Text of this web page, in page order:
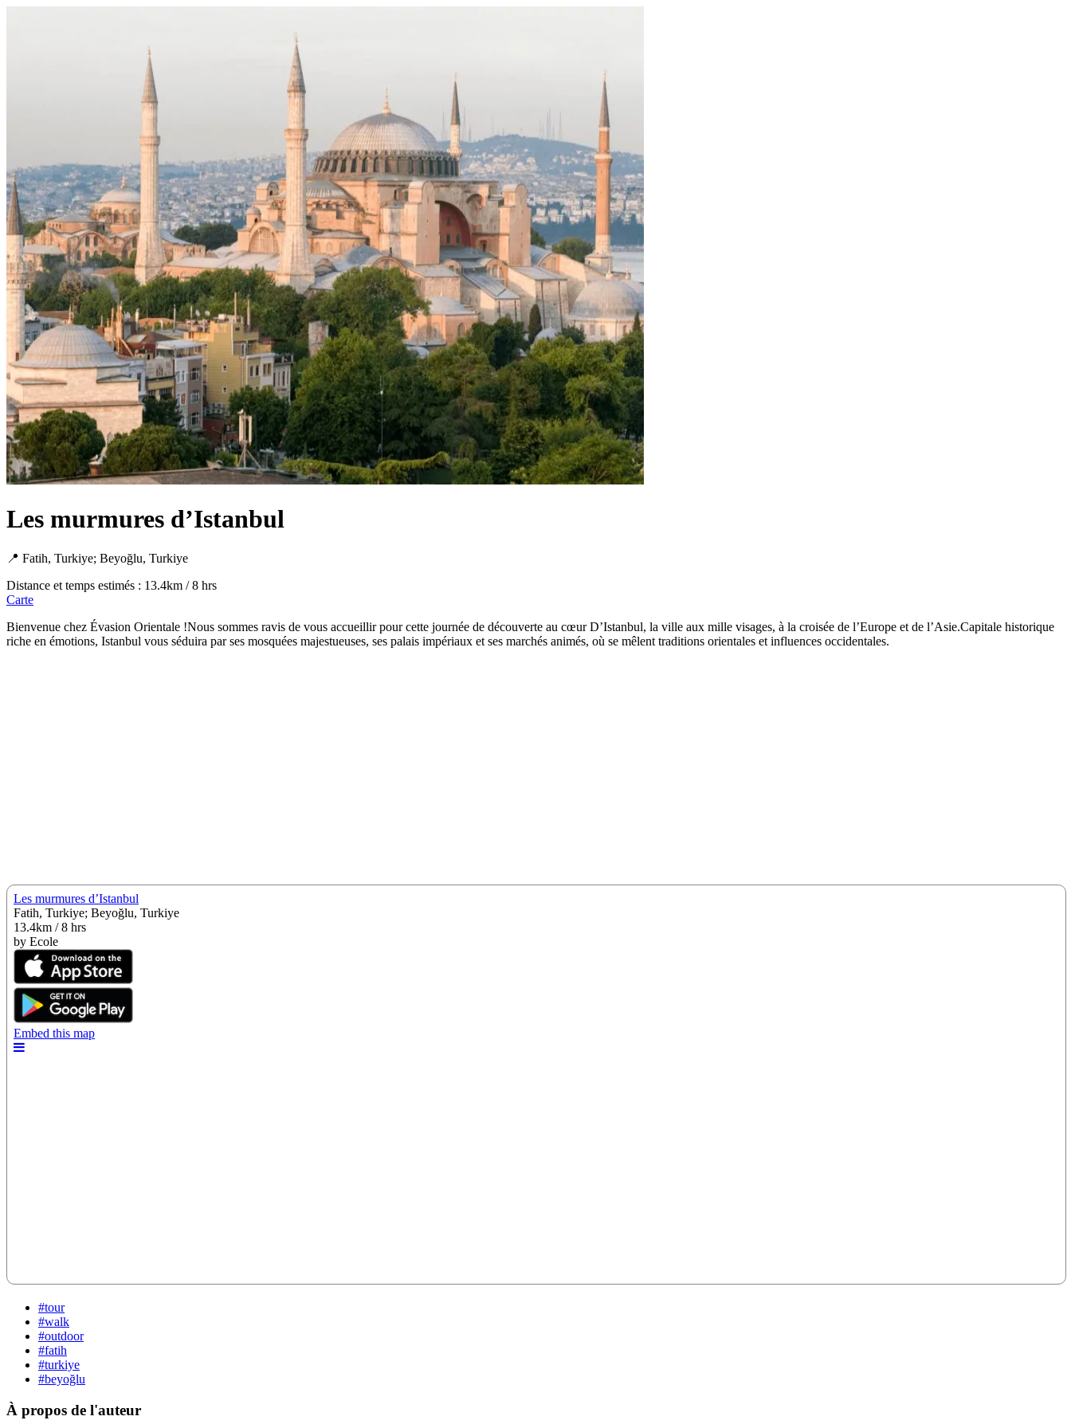
Les murmures d’Istanbul
📍 Fatih, Turkiye; Beyoğlu, Turkiye
Distance et temps estimés : 13.4km / 8 hrs
Carte
Bienvenue chez Évasion Orientale !Nous sommes ravis de vous accueillir pour cette journée de découverte au cœur D’Istanbul, la ville aux mille visages, à la croisée de l’Europe et de l’Asie.Capitale historique
riche en émotions, Istanbul vous séduira par ses mosquées majestueuses, ses palais impériaux et ses marchés animés, où se mêlent traditions orientales et influences occidentales.
#tour
#walk
#outdoor
#fatih
#turkiye
#beyoğlu
À propos de l'auteur